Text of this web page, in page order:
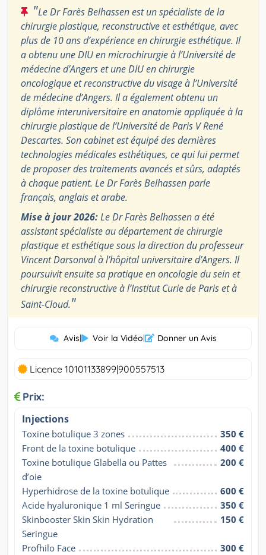
"Le Dr Farès Belhassen est un spécialiste de la
chirurgie plastique, reconstructive et esthétique, avec
plus de 10 ans d’expérience en chirurgie esthétique. Il
a obtenu une DIU en microchirurgie à l’Université de
médecine d’Angers et une DIU en chirurgie
oncologique et reconstructive du visage à l’Université
de médecine d’Angers. Il a également obtenu un
diplôme interuniversitaire en anatomie appliquée à la
chirurgie plastique de l’Université de Paris V René
Descartes. Son cabinet est équipé des dernières
technologies médicales esthétiques, ce qui lui permet
de proposer des traitements avancés et sûrs, adaptés
à chaque patient. Le Dr Farès Belhassen parle
français, anglais et arabe.
Mise à jour 2026:Le Dr Farès Belhassen a été
assistant spécialiste au département de chirurgie
plastique et esthétique sous la direction du professeur
Vincent Darsonval à l’hôpital universitaire d’Angers. Il
poursuivit ensuite sa pratique en oncologie du sein et
chirurgie reconstructive à l’Institut Curie de Paris et à
Saint-Cloud."
Avis| Voir la Vidéo| Donner un Avis
Licence 10101133899|900557513
Prix:
Injections
Toxine botulique 3 zones
350 €
Front de la toxine botulique
400 €
Toxine botulique Glabella ou Pattes
d’oie
200 €
Hyperhidrose de la toxine botulique
600 €
Acide hyaluronique 1 ml Seringue
350 €
Skinbooster Skin Skin Hydration
Seringue
150 €
Profhilo Face
300 €